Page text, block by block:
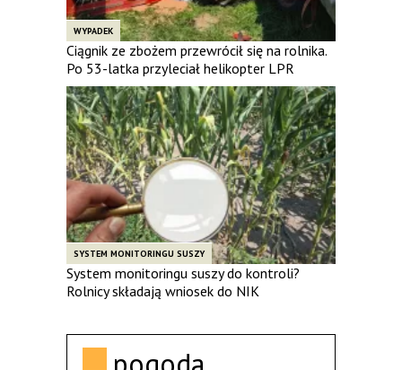
WYPADEK
Ciągnik ze zbożem przewrócił się na rolnika.
Po 53-latka przyleciał helikopter LPR
SYSTEM MONITORINGU SUSZY
System monitoringu suszy do kontroli?
Rolnicy składają wniosek do NIK